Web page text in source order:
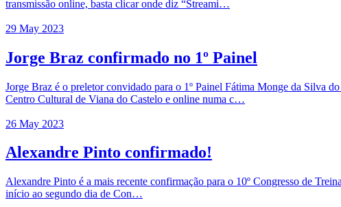
transmissão online, basta clicar onde diz “Streami…
29 May 2023
Jorge Braz confirmado no 1º Painel
Jorge Braz é o preletor convidado para o 1º Painel Fátima Monge da Silva
Centro Cultural de Viana do Castelo e online numa c…
26 May 2023
Alexandre Pinto confirmado!
Alexandre Pinto é a mais recente confirmação para o 10º Congresso de
início ao segundo dia de Con…